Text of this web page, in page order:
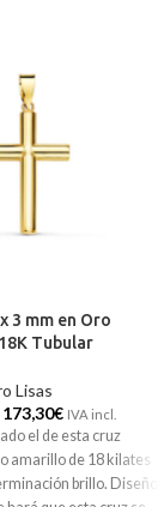
3 mm en Oro
Tubular
Lisas
173,30€ IVA incl.
el de esta cruz
amarillo de 18 kilates
brillo. Diseño